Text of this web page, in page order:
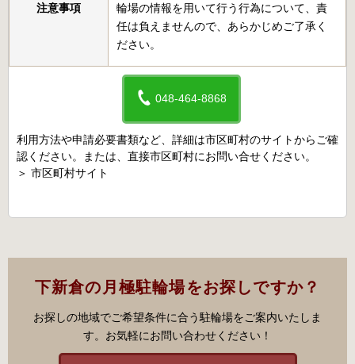
注意事項
輪場の情報を用いて行う行為について、責
任は負えませんので、あらかじめご了承く
ださい。
048-464-8868
利用方法や申請必要書類など、詳細は市区町村のサイトからご確
認ください。または、直接市区町村にお問い合せください。
＞ 市区町村サイト
下新倉の月極駐輪場をお探しですか？
お探しの地域でご希望条件に合う駐輪場をご案内いたしま
す。お気軽にお問い合わせください！